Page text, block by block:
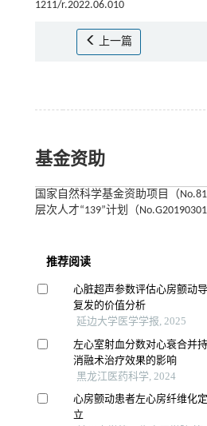
1211/r.2022.06.010
上一篇
基金资助
国家自然科学基金资助项目（
层次人才“139”计划（